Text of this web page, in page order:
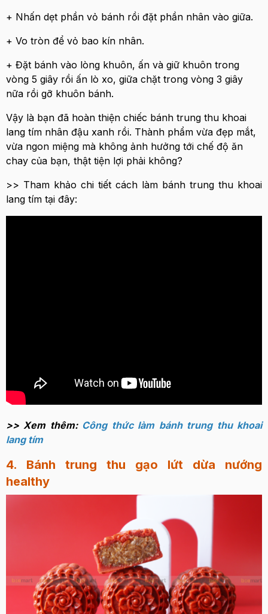
+ Nhấn dẹt phần vỏ bánh rồi đặt phần nhân vào giữa.
+ Vo tròn để vỏ bao kín nhân.
+ Đặt bánh vào lòng khuôn, ấn và giữ khuôn trong
vòng 5 giây rồi ấn lò xo, giữa chặt trong vòng 3 giây
nữa rồi gỡ khuôn bánh.
Vậy là bạn đã hoàn thiện chiếc bánh trung thu khoai
lang tím nhân đậu xanh rồi. Thành phẩm vừa đẹp mắt,
vừa ngon miệng mà không ảnh hưởng tới chế độ ăn
chay của bạn, thật tiện lợi phải không?
>> Tham khảo chi tiết cách làm bánh trung thu khoai
lang tím tại đây:
>> Xem thêm: Công thức làm bánh trung thu khoai
lang tím
4. Bánh trung thu gạo lứt dừa nướng
healthy